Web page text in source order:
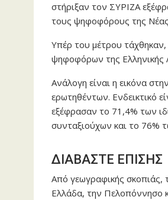
στήριξαν τον ΣΥΡΙΖΑ
τους ψηφοφόρους της
Υπέρ του μέτρου
ψηφοφόρων της Ελληνικής
Ανάλογη είναι η εικόνα
ερωτηθέντων. Ενδεικτικό
εξέφρασαν το 71,4% των
συνταξιούχων και το 76%
ΔΙΑΒΑΣΤΕ ΕΠΙΣΗΣ
Από γεωγραφικής
Ελλάδα, την Πελοπόννησο